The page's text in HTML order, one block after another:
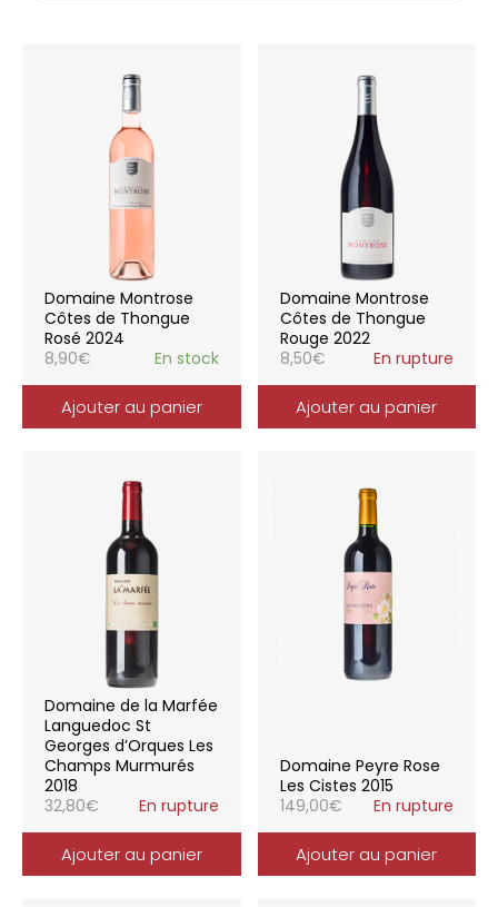
Domaine Montrose
Côtes de Thongue
Rosé 2024
8,90€ En stock
Ajouter au panier
Domaine Montrose
Côtes de Thongue
Rouge 2022
8,50€ En rupture
Ajouter au panier
Domaine de la Marfée
Languedoc St
Georges d’Orques Les
Champs Murmurés
2018
32,80€ En rupture
Ajouter au panier
Domaine Peyre Rose
Les Cistes 2015
149,00€ En rupture
Ajouter au panier